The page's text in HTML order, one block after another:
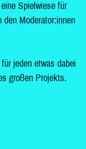
Spielwiese für
den Moderator:innen
jeden etwas dabei
großen Projekts.